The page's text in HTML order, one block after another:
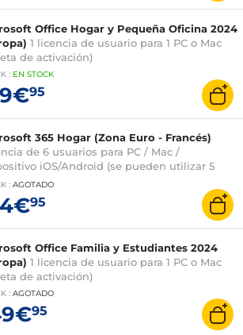
Office Hogar y Pequeña Oficina 2024
1 licencia de usuario para 1 PC o Mac
de activación)
: EN STOCK
95
365 Hogar (Zona Euro - Francés)
de 6 usuarios para PC / Mac /
iOS/Android (se pueden utilizar 5
simultáneamente) - Suscripción de 1
(versión en caja con clave de activación)
: AGOTADO
95
Office Familia y Estudiantes 2024
1 licencia de usuario para 1 PC o Mac
de activación)
: AGOTADO
95